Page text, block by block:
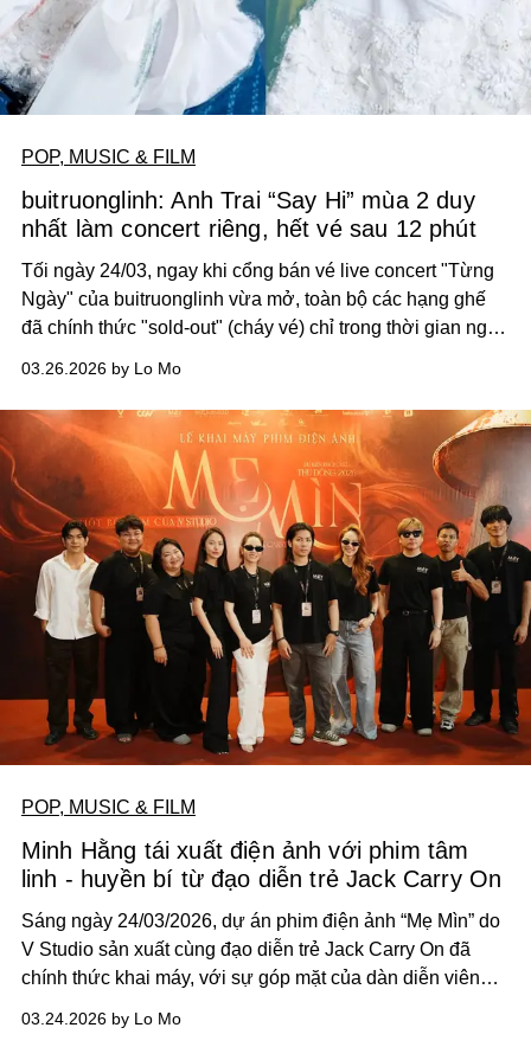
POP, MUSIC & FILM
buitruonglinh: Anh Trai “Say Hi” mùa 2 duy
nhất làm concert riêng, hết vé sau 12 phút
Tối ngày 24/03, ngay khi cổng bán vé live concert "Từng
Ngày" của buitruonglinh vừa mở, toàn bộ các hạng ghế
đã chính thức "sold-out" (cháy vé) chỉ trong thời gian ngắn
chắc của giọng ca sinh năm 1999.
03.26.2026 by Lo Mo
POP, MUSIC & FILM
Minh Hằng tái xuất điện ảnh với phim tâm
linh - huyền bí từ đạo diễn trẻ Jack Carry On
Sáng ngày 24/03/2026, dự án phim điện ảnh “Mẹ Mìn” do
V Studio sản xuất cùng đạo diễn trẻ Jack Carry On đã
chính thức khai máy, với sự góp mặt của dàn diễn viên
Rima Thanh Vy, Khương Lê, Phát La, Huỳnh Nhựt…
03.24.2026 by Lo Mo